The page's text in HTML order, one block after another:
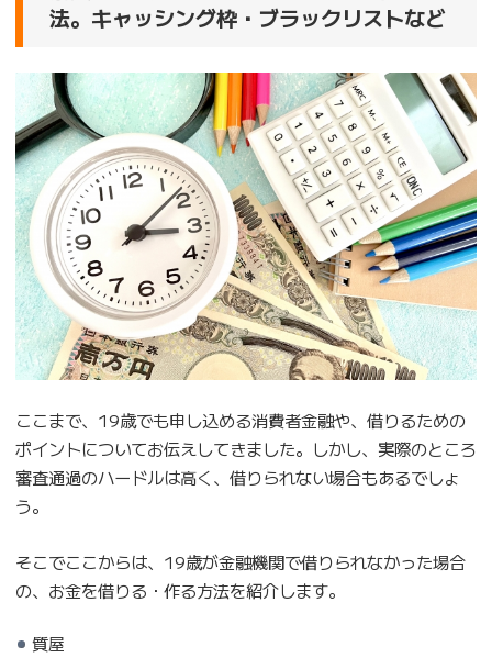
法。キャッシング枠・ブラックリストなど
ここまで、19歳でも申し込める消費者金融や、借りるための
ポイントについてお伝えしてきました。しかし、実際のところ
審査通過のハードルは高く、借りられない場合もあるでしょ
う。
そこでここからは、19歳が金融機関で借りられなかった場合
の、お金を借りる・作る方法を紹介します。
質屋